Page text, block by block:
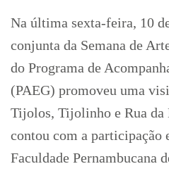
Na última sexta-feira, 10
conjunta da Semana de
do Programa de
(PAEG) promoveu uma
Tijolos, Tijolinho e Rua da
contou com a participação
Faculdade Pernambucana